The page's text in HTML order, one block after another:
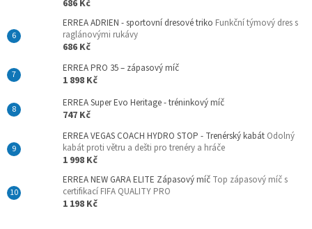
686 Kč
ERREA ADRIEN - sportovní dresové triko Funkční týmový dres s
raglánovými rukávy
686 Kč
ERREA PRO 35 – zápasový míč
1 898 Kč
ERREA Super Evo Heritage - tréninkový míč
747 Kč
ERREA VEGAS COACH HYDRO STOP - Trenérský kabát Odolný
kabát proti větru a dešti pro trenéry a hráče
1 998 Kč
ERREA NEW GARA ELITE Zápasový míč Top zápasový míč s
certifikací FIFA QUALITY PRO
1 198 Kč